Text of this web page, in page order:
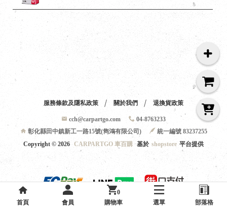
服務條款及隱私政策 關於我們 退換貨政策
cch@carpartgo.com
04-8763233
彰化縣田中鎮新工一路15號(雋鴻有限公司)
統一編號 83237255
Copyright © 2026 CARPARTGO 車百購 基於 shopstore 平台提供
首頁 會員
0
購物車
選單 部落格